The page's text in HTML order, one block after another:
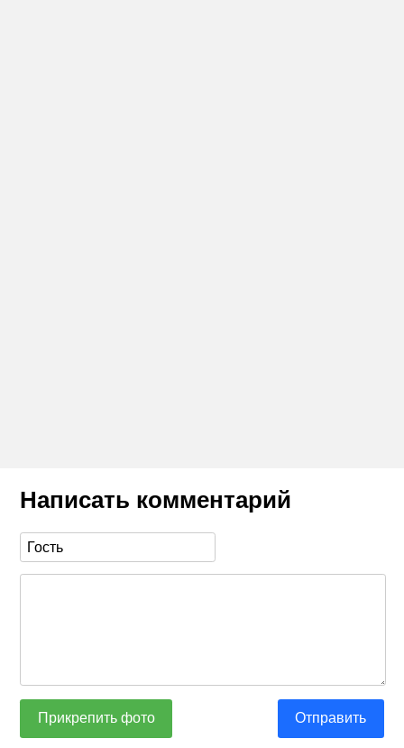
Написать комментарий
Прикрепить фото Отправить